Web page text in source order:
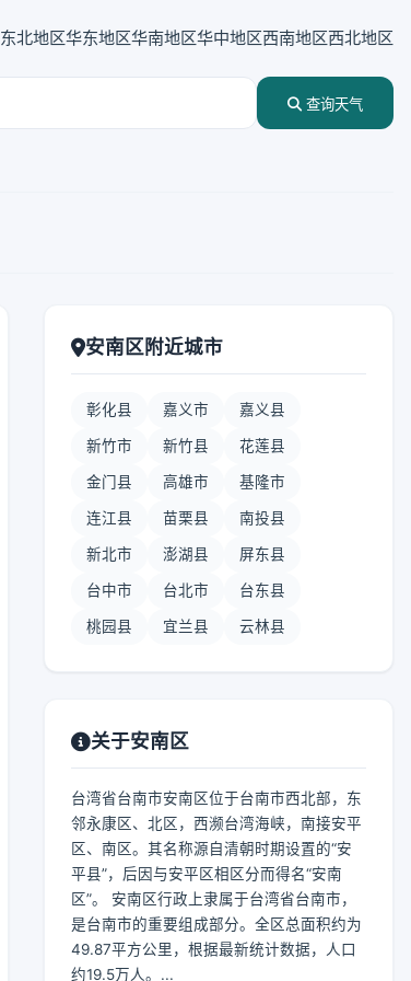
东北地区华东地区华南地区华中地区西南地区西北地区
查询天气
安南区附近城市
彰化县 嘉义市 嘉义县
新竹市 新竹县 花莲县
金门县 高雄市 基隆市
连江县 苗栗县 南投县
新北市 澎湖县 屏东县
台中市 台北市 台东县
桃园县 宜兰县 云林县
关于安南区
台湾省台南市安南区位于台南市西北部，东
邻永康区、北区，西濒台湾海峡，南接安平
区、南区。其名称源自清朝时期设置的“安
平县”，后因与安平区相区分而得名“安南
区”。 安南区行政上隶属于台湾省台南市，
是台南市的重要组成部分。全区总面积约为
49.87平方公里，根据最新统计数据，人口
约19.5万人。...